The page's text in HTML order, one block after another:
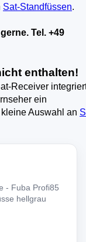
Sat-Standfüssen.
Tel. +49
enthalten!
Receiver
ein
Auswahl an
- Fuba Profi85
hellgrau